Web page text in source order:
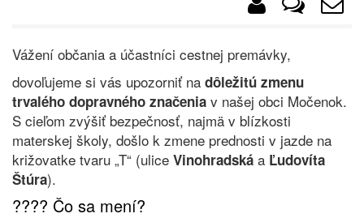
Vážení občania a účastníci cestnej premávky,
dovoľujeme si vás upozorniť na dôležitú zmenu
trvalého dopravného značenia v našej obci Močenok.
S cieľom zvýšiť bezpečnosť, najmä v blízkosti
materskej školy, došlo k zmene prednosti v jazde na
križovatke tvaru „T“ (ulice Vinohradská a Ľudovíta
Štúra).
???? Čo sa mení?